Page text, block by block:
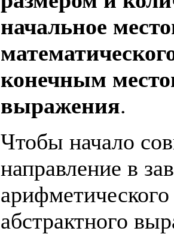
начальное
конечным
выражения.
Чтобы начало
направление в
абстрактного